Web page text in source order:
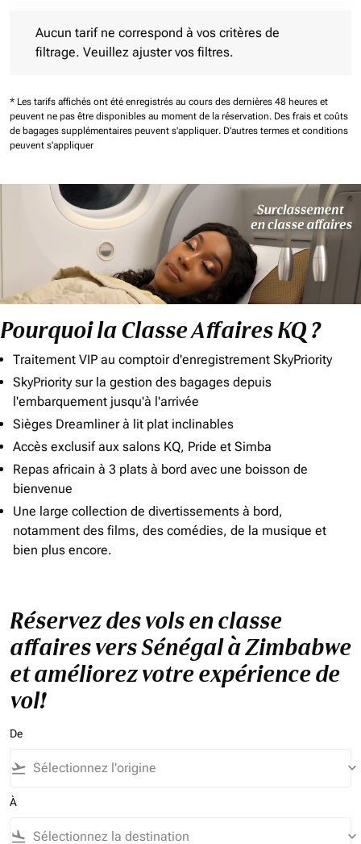
Aucun tarif ne correspond à vos critères de
filtrage. Veuillez ajuster vos filtres.
* Les tarifs affichés ont été enregistrés au cours des dernières 48 heures et
peuvent ne pas être disponibles au moment de la réservation. Des frais et coûts
de bagages supplémentaires peuvent s'appliquer. D'autres termes et conditions
peuvent s'appliquer
Pourquoi la Classe Affaires KQ ?
Traitement VIP au comptoir d'enregistrement SkyPriority
SkyPriority sur la gestion des bagages depuis
l'embarquement jusqu'à l'arrivée
Sièges Dreamliner à lit plat inclinables
Accès exclusif aux salons KQ, Pride et Simba
Repas africain à 3 plats à bord avec une boisson de
bienvenue
Une large collection de divertissements à bord,
notamment des films, des comédies, de la musique et
bien plus encore.
Réservez des vols en classe
affaires vers Sénégal à Zimbabwe
et améliorez votre expérience de
vol!
De
flight_takeoff keyboard_arrow_down
À
flight_land keyboard_arrow_down